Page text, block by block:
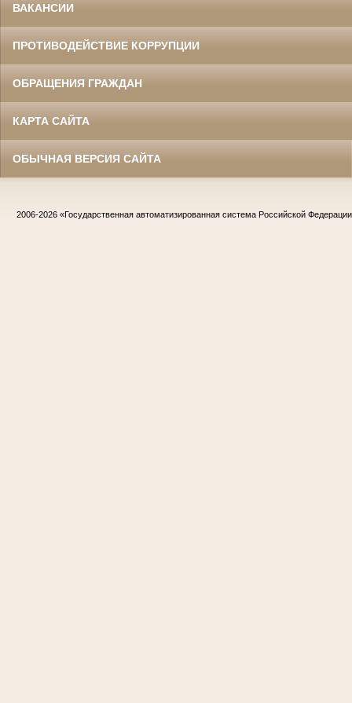
ВАКАНСИИ
ПРОТИВОДЕЙСТВИЕ КОРРУПЦИИ
ОБРАЩЕНИЯ ГРАЖДАН
КАРТА САЙТА
ОБЫЧНАЯ ВЕРСИЯ САЙТА
2006-2026 «Государственная автоматизированная система Российской